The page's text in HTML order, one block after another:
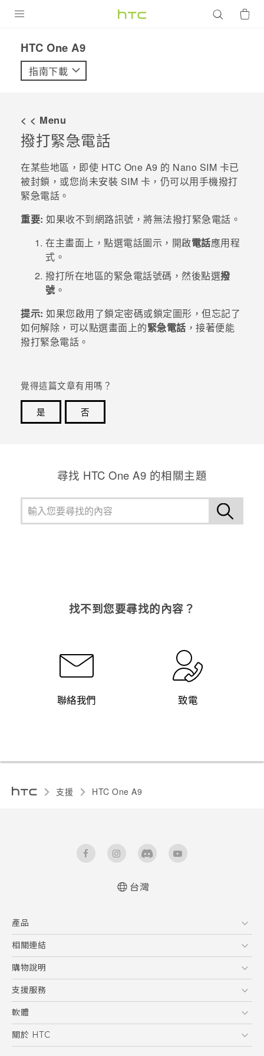
VIVE
配件
優惠專區
企業採購
VIVELAND
HTC One A9‎
指南下載
< < Menu
撥打緊急電話
在某些地區，即使 HTC One A9 的 Nano SIM 卡已
被封鎖，或您尚未安裝 SIM 卡，仍可以用手機撥打
緊急電話。
重要: 如果收不到網路訊號，將無法撥打緊急電話。
在主畫面上，點選電話圖示，開啟電話應用程
式。
撥打所在地區的緊急電話號碼，然後點選撥
號 。
提示: 如果您啟用了鎖定密碼或鎖定圖形，但忘記了
如何解除，可以點選畫面上的緊急電話 ，接著便能
撥打緊急電話。
覺得這篇文章有用嗎？
是
否
尋找 HTC One A9 的相關主題
找不到您要尋找的內容？
聯絡我們 致電
支援 HTC One A9‎
台灣
產品
5G
智慧型手機
配件
相關連結
HTC Research
購物說明
購物須知
訂單管理
付款方式
支援服務
到府收送維修服務
服務中心資訊
客戶服務佈告欄
軟體
應用程式
關於 HTC